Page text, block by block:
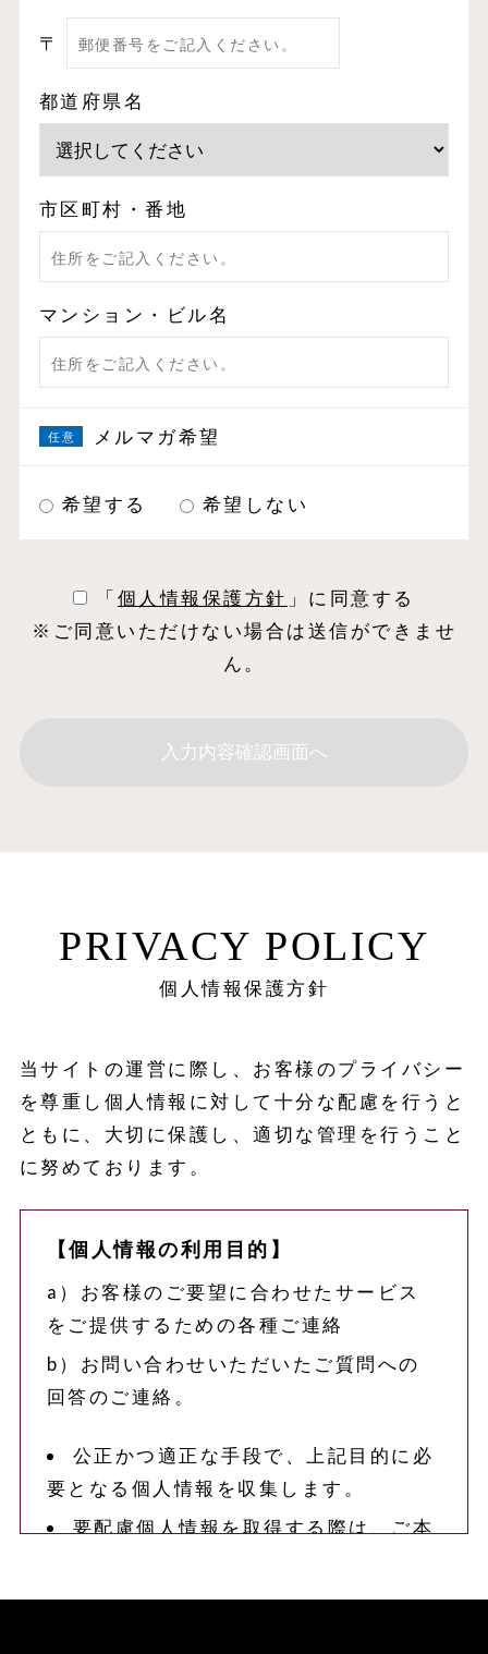
〒
都道府県名
市区町村・番地
マンション・ビル名
メルマガ希望
希望する 希望しない
「個⼈情報保護⽅針 」に同意する
※ご同意いただけない場合は送信ができませ
ん。
PRIVACY POLICY
個人情報保護方針
当サイトの運営に際し、お客様のプライバシー
を尊重し個人情報に対して十分な配慮を行うと
ともに、大切に保護し、適切な管理を行うこと
に努めております。
【個人情報の利用目的】
a）お客様のご要望に合わせたサービス
をご提供するための各種ご連絡
b）お問い合わせいただいたご質問への
回答のご連絡。
公正かつ適正な手段で、上記目的に必
要となる個人情報を収集します。
要配慮個人情報を取得する際は、ご本
取得した個人情報は、ご本人の同意な